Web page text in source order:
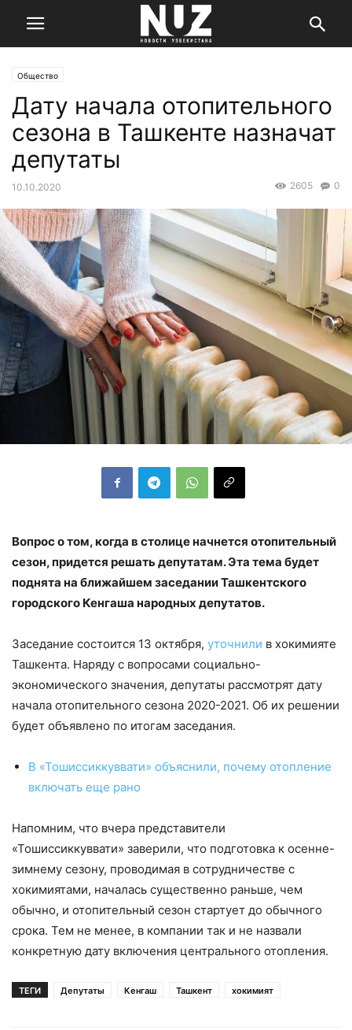
Общество
Дату начала отопительного
сезона в Ташкенте назначат
депутаты
10.10.2020 0
2605
Вопрос о том, когда в столице начнется отопительный
сезон, придется решать депутатам. Эта тема будет
поднята на ближайшем заседании Ташкентского
городского Кенгаша народных депутатов.
Заседание состоится 13 октября, уточнили в хокимияте
Ташкента. Наряду с вопросами социально-
экономического значения, депутаты рассмотрят дату
начала отопительного сезона 2020-2021. Об их решении
будет объявлено по итогам заседания.
В «Тошиссиккуввати» объяснили, почему отопление
включать еще рано
Напомним, что вчера представители
«Тошиссиккуввати» заверили, что подготовка к осенне-
зимнему сезону, проводимая в сотрудничестве с
хокимиятами, началась существенно раньше, чем
обычно, и отопительный сезон стартует до обычного
срока. Тем не менее, в компании так и не назвали
конкретную дату включения центрального отопления.
ТЕГИ Депутаты Кенгаш Ташкент хокимият